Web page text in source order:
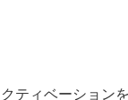
ティベーション